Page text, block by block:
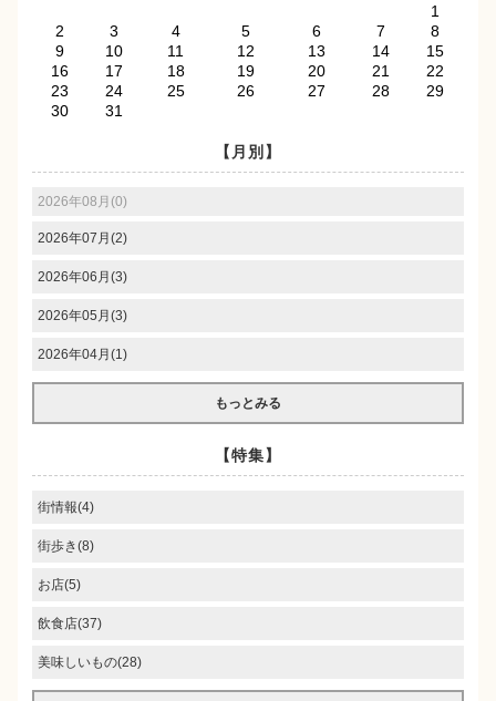
1
2
3 4 5 6 7
8
9
10 11 12 13 14
15
16
17 18 19 20 21
22
23
24 25 26 27 28
29
30
31
【月別】
2026年08月(0)
2026年07月(2)
2026年06月(3)
2026年05月(3)
2026年04月(1)
もっとみる
【特集】
街情報(4)
街歩き(8)
お店(5)
飲食店(37)
美味しいもの(28)